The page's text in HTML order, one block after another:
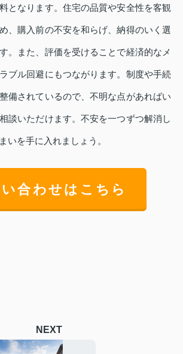
となります。住宅の品質や安全性を客観
、購入前の不安を和らげ、納得のいく選
。また、評価を受けることで経済的なメ
ブル回避にもつながります。制度や手続
備されているので、不明な点があればい
談いただけます。不安を一つずつ解消し
いを手に入れましょう。
合わせはこちら
NEXT